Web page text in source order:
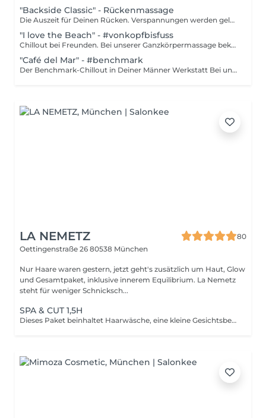
"Backside Classic" - Rückenmassage
Die Auszeit für Deinen Rücken. Verspannungen werden gelockert, Sehnen entlastet und die Durchblutung verbessert. Viele Rückenprobleme können mit unserer Rückenmassage verbessert oder vorbeugend behandelt werden. Unsere Massagen werden mit hochwertigem Öl durchgeführt.
"I love the Beach" - #vonkopfbisfuss
Chillout bei Freunden. Bei unserer Ganzkörpermassage bekommst Du Deine Beine, Arme, Rücken, Gesäß, Hals-/Nacken, Kopf/Gesicht und Deine Brust massiert. Unsere Massagen werden mit hochwertigem Öl durchgeführt.
"Café del Mar" - #benchmark
Der Benchmark-Chillout in Deiner Männer Werkstatt Bei unserer "Café del Mar" - Ganzkörpermassage entführen wir Dich in andere Sphären... Du verabschiedest Dich mal vom Männeralltag - aber keine Sorge, wir holen Dich wieder zurück... Unsere Massagen werden mit hochwertigem Öl durchgeführt.
LA NEMETZ
80
Oettingenstraße 26 80538 München
Nur Haare waren gestern, jetzt geht's zusätzlich um Haut, Glow
und Gesamtpaket, inklusive innerem Equilibrium. La Nemetz
steht für weniger Schnicksch...
SPA & CUT 1,5H
Dieses Paket beinhaltet Haarwäsche, eine kleine Gesichtsbehandlung, Touchmassage all over, wenn gewünscht und einen Haarschnitt. Eine genaue Haar, sowie Kopfhautanalyse ist der Start dieses Rituals. Im Paket ist eine entspannende Touchmassage, KOSCHUNA; Fuss-& Handmassage inkludiert. Alles wird unterstützt mit Produkten von dem Projekt Hautprobleme.org, MILBON, OOLABOO.